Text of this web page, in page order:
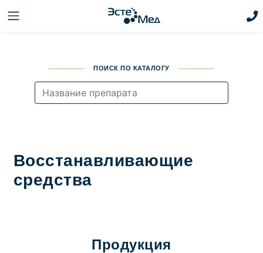
ПОИСК ПО КАТАЛОГУ
Восстанавливающие
средства
Продукция